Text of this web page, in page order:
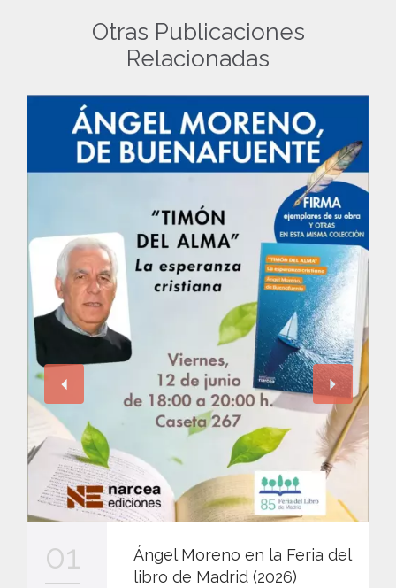
Otras Publicaciones
Relacionadas
01
Ángel Moreno en la Feria del
libro de Madrid (2026)